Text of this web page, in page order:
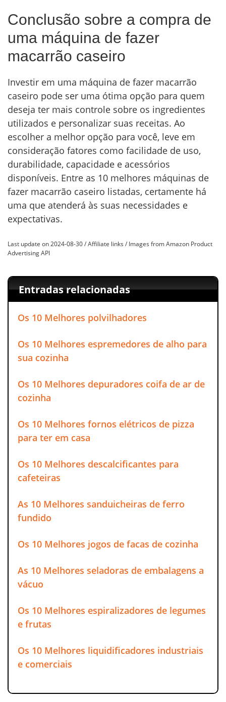
Conclusão sobre a compra de
uma máquina de fazer
macarrão caseiro
Investir em uma máquina de fazer macarrão
caseiro pode ser uma ótima opção para quem
deseja ter mais controle sobre os ingredientes
utilizados e personalizar suas receitas. Ao
escolher a melhor opção para você, leve em
consideração fatores como facilidade de uso,
durabilidade, capacidade e acessórios
disponíveis. Entre as 10 melhores máquinas de
fazer macarrão caseiro listadas, certamente há
uma que atenderá às suas necessidades e
expectativas.
Last update on 2024-08-30 / Affiliate links / Images from Amazon Product
Advertising API
Entradas relacionadas
Os 10 Melhores polvilhadores
Os 10 Melhores espremedores de alho para
sua cozinha
Os 10 Melhores depuradores coifa de ar de
cozinha
Os 10 Melhores fornos elétricos de pizza
para ter em casa
Os 10 Melhores descalcificantes para
cafeteiras
As 10 Melhores sanduicheiras de ferro
fundido
Os 10 Melhores jogos de facas de cozinha
As 10 Melhores seladoras de embalagens a
vácuo
Os 10 Melhores espiralizadores de legumes
e frutas
Os 10 Melhores liquidificadores industriais
e comerciais